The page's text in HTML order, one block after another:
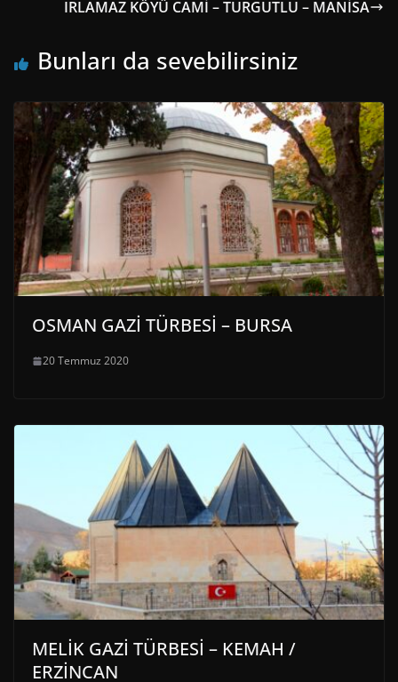
IRLAMAZ KÖYÜ CAMİ – TURGUTLU – MANİSA
Bunları da sevebilirsiniz
OSMAN GAZİ TÜRBESİ – BURSA
20 Temmuz 2020
MELİK GAZİ TÜRBESİ – KEMAH /
ERZİNCAN